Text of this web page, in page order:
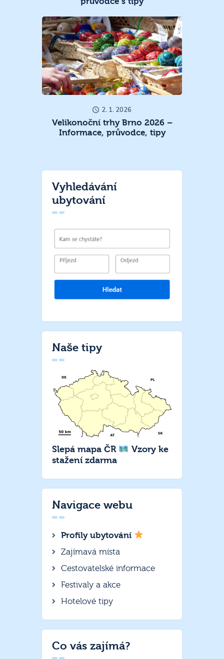
2. 1. 2026
Velikonoční trhy Brno 2026 –
Informace, průvodce, tipy
Vyhledávání
ubytování
Naše tipy
Slepá mapa ČR
Vzory ke
stažení zdarma
Navigace webu
Profily ubytování
Zajímavá místa
Cestovatelské informace
Festivaly a akce
Hotelové tipy
Co vás zajímá?